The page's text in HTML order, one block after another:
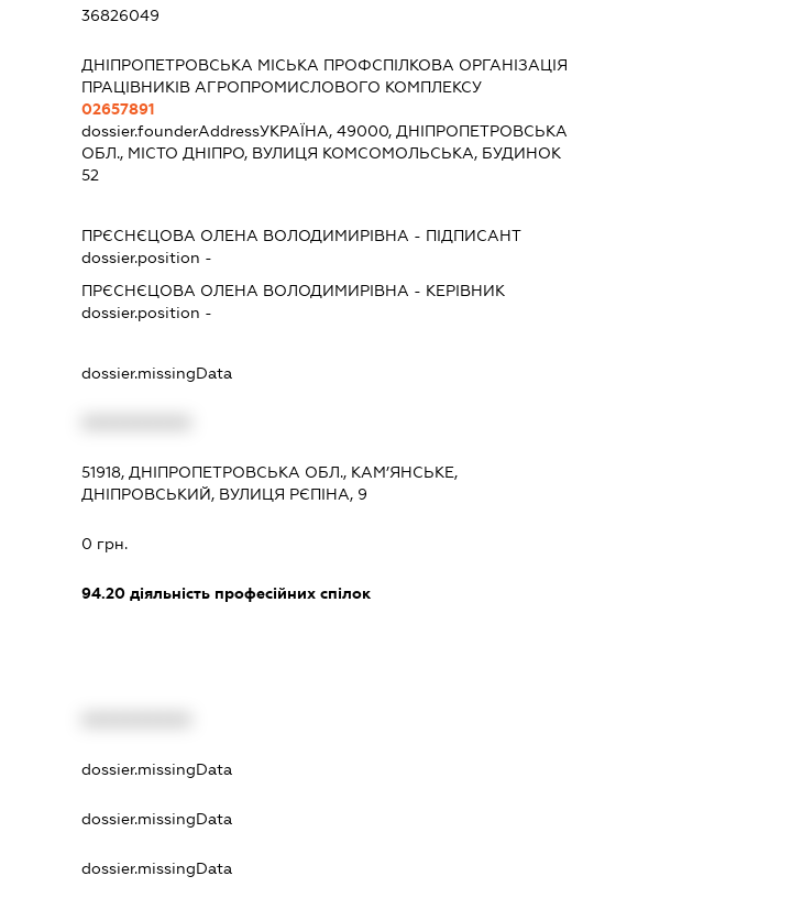
36826049
ДНІПРОПЕТРОВСЬКА МІСЬКА ПРОФСПІЛКОВА ОРГАНІЗАЦІЯ
ПРАЦІВНИКІВ АГРОПРОМИСЛОВОГО КОМПЛЕКСУ
02657891
dossier.founderAddressУКРАЇНА, 49000, ДНІПРОПЕТРОВСЬКА
ОБЛ., МІСТО ДНІПРО, ВУЛИЦЯ КОМСОМОЛЬСЬКА, БУДИНОК
52
ПРЄСНЄЦОВА ОЛЕНА ВОЛОДИМИРІВНА - ПІДПИСАНТ
dossier.position -
ПРЄСНЄЦОВА ОЛЕНА ВОЛОДИМИРІВНА - КЕРІВНИК
dossier.position -
dossier.missingData
51918, ДНІПРОПЕТРОВСЬКА ОБЛ., КАМ’ЯНСЬКЕ,
ДНІПРОВСЬКИЙ, ВУЛИЦЯ РЄПІНА, 9
0 грн.
94.20діяльність професійних спілок
dossier.missingData
dossier.missingData
dossier.missingData